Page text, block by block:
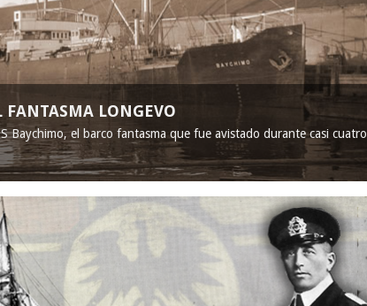
FANTASMA LONGEVO
Baychimo, el barco fantasma que fue avistado durante casi cuatro